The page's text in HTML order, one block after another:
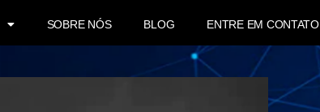
SOBRE NÓS BLOG ENTRE EM CONTATO